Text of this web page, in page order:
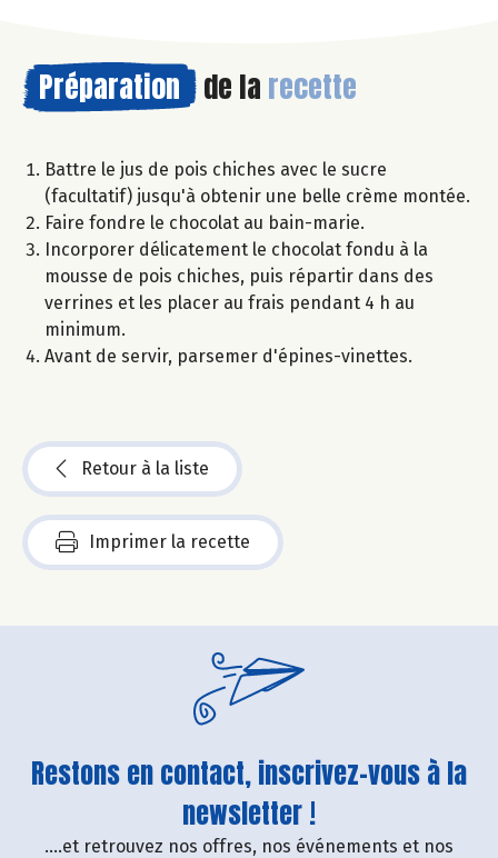
Préparation de la recette
Battre le jus de pois chiches avec le sucre
(facultatif) jusqu'à obtenir une belle crème montée.
Faire fondre le chocolat au bain-marie.
Incorporer délicatement le chocolat fondu à la
mousse de pois chiches, puis répartir dans des
verrines et les placer au frais pendant 4 h au
minimum.
Avant de servir, parsemer d'épines-vinettes.
Retour à la liste
Imprimer la recette
Restons en contact, inscrivez-vous à la
newsletter !
....et retrouvez nos offres, nos événements et nos